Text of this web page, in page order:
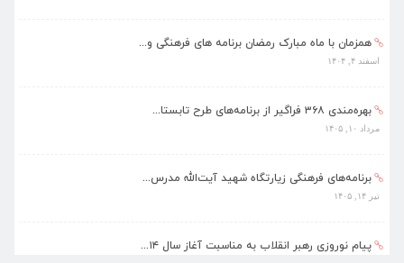
همزمان با ماه مبارک رمضان برنامه های فرهنگی و...
اسفند ۴, ۱۴۰۴
بهره‌مندی ۳۶۸ فراگیر از برنامه‌های طرح تابستا...
مرداد ۱۰, ۱۴۰۵
برنامه‌های فرهنگی زیارتگاه شهید آیت‌الله مدرس...
تیر ۱۴, ۱۴۰۵
پیام نوروزی رهبر انقلاب به مناسبت آغاز سال ۱۴...